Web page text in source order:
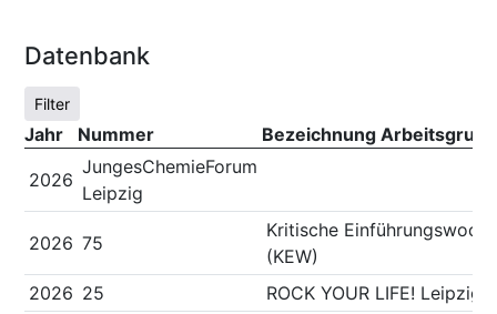
Datenbank
Filter
Jahr Nummer Bezeichnung
2026
JungesChemieForum
Leipzig
2026 75
Kritische
(KEW)
2026 25
ROCK YOUR LIFE! Leipzig